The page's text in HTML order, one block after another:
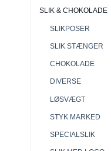
SLIK & CHOKOLADE
SLIKPOSER
SLIK STÆNGER
CHOKOLADE
DIVERSE
LØSVÆGT
STYK MARKED
SPECIALSLIK